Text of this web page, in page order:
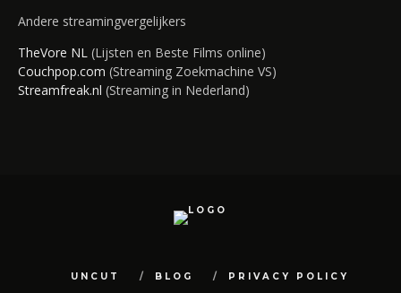
Andere streamingvergelijkers
TheVore NL (Lijsten en Beste Films online)
Couchpop.com (Streaming Zoekmachine VS)
Streamfreak.nl (Streaming in Nederland)
UNCUT BLOG PRIVACY POLICY